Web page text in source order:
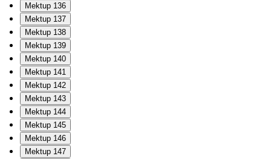
Mektup 136
Mektup 137
Mektup 138
Mektup 139
Mektup 140
Mektup 141
Mektup 142
Mektup 143
Mektup 144
Mektup 145
Mektup 146
Mektup 147